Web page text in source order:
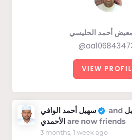
أحمد الحليسي
VIEW
سهيل أحمد الوافي and
الأحمدي are now friends
3 months, 1 week ago